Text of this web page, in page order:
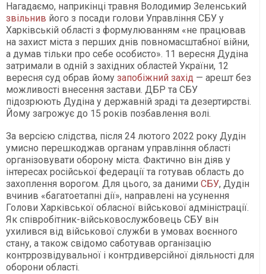
Нагадаємо, наприкінці травня Володимир Зеленський
звільнив його з посади голови Управління СБУ у
Харківській області з формулюванням «не працював
на захист міста з перших днів повномасштабної війни,
а думав тільки про себе особисто». 11 вересня Дудіна
затримали в одній з західних областей України, 12
вересня суд обрав йому запобіжний захід — арешт без
можливості внесення застави. ДБР та СБУ
підозрюють Дудіна у державній зраді та дезертирстві.
Йому загрожує до 15 років позбавлення волі.
За версією слідства, після 24 лютого 2022 року Дудін
умисно перешкоджав органам управління області
організовувати оборону міста. Фактично він діяв у
інтересах російської федерації та готував область до
захоплення ворогом. Для цього, за даними СБУ, Дудін
вчинив «багатоетапні дії», направлені на усунення
Голови Харківської обласної військової адміністрації.
Як співробітник-військовослужбовець СБУ він
ухилився від військової служби в умовах воєнного
стану, а також свідомо саботував організацію
контррозвідувальної і контрдиверсійної діяльності для
оборони області.